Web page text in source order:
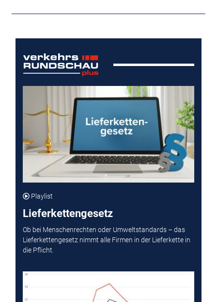
Playlist
Lieferkettengesetz
Ob bei Menschenrechten oder Umweltstandards – das
Lieferkettengesetz nimmt alle Firmen in der Lieferkette in
die Pflicht.